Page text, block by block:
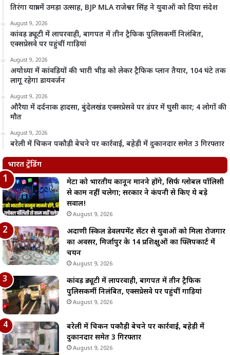
तिरंगा यात्रा में उमड़ा उत्साह, BJP MLA राजेश्वर सिंह ने युवाओं को दिया संदेश
August 9, 2026
कांवड़ ड्यूटी में लापरवाही, बागपत में तीन ट्रैफिक पुलिसकर्मी निलंबित,
एक्सप्रेसवे पर पहुंचीं गाड़ियां
August 9, 2026
अयोध्या में कांवड़ियों की भारी भीड़ को लेकर ट्रैफिक प्लान तैयार, 104 घंटे तक
लागू रहेगा डायवर्जन
August 9, 2026
औरैया में दर्दनाक हादसा, बुंदेलखंड एक्सप्रेसवे पर डंपर में घुसी कार; 4 लोगों की
मौत
August 9, 2026
बरेली में चिकन पकौड़ी बेचने पर कार्रवाई, बहेड़ी में दुकानदार समेत 3 गिरफ्तार
भारत ट्रेंडिंग
मेटा को भारतीय कानून मानने होंगे, सिर्फ ग्लोबल पॉलिसी
से काम नहीं चलेगा; सरकार ने कंपनी से किए ये बड़े
सवाल!
August 9, 2026
अदाणी स्किल डेवलपमेंट सेंटर से युवाओं को मिला रोजगार
का अवसर, मिर्जापुर के 14 प्रशिक्षुओं का फ्लिपकार्ट में
चयन
August 9, 2026
कांवड़ ड्यूटी में लापरवाही, बागपत में तीन ट्रैफिक
पुलिसकर्मी निलंबित, एक्सप्रेसवे पर पहुंचीं गाड़ियां
August 9, 2026
बरेली में चिकन पकौड़ी बेचने पर कार्रवाई, बहेड़ी में
दुकानदार समेत 3 गिरफ्तार
August 9, 2026